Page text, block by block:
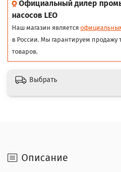
Официальный дилер
насосов LEO
Наш магазин является
в России. Мы гарантируем продажу
товаров.
Выбрать
Описание